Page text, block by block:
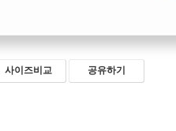
사이즈비교 공유하기